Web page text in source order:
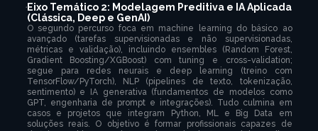
Eixo Temático 2: Modelagem Preditiva e IA Aplicada
(Clássica, Deep e GenAI)
O segundo percurso foca em machine learning do básico ao
avançado (tarefas supervisionadas e não supervisionadas,
métricas e validação), incluindo ensembles (Random Forest,
Gradient Boosting/XGBoost) com tuning e cross-validation;
segue para redes neurais e deep learning (treino com
TensorFlow/PyTorch), NLP (pipelines de texto, tokenização,
sentimento) e IA generativa (fundamentos de modelos como
GPT, engenharia de prompt e integrações). Tudo culmina em
casos e projetos que integram Python, ML e Big Data em
soluções reais. O objetivo é formar profissionais capazes de